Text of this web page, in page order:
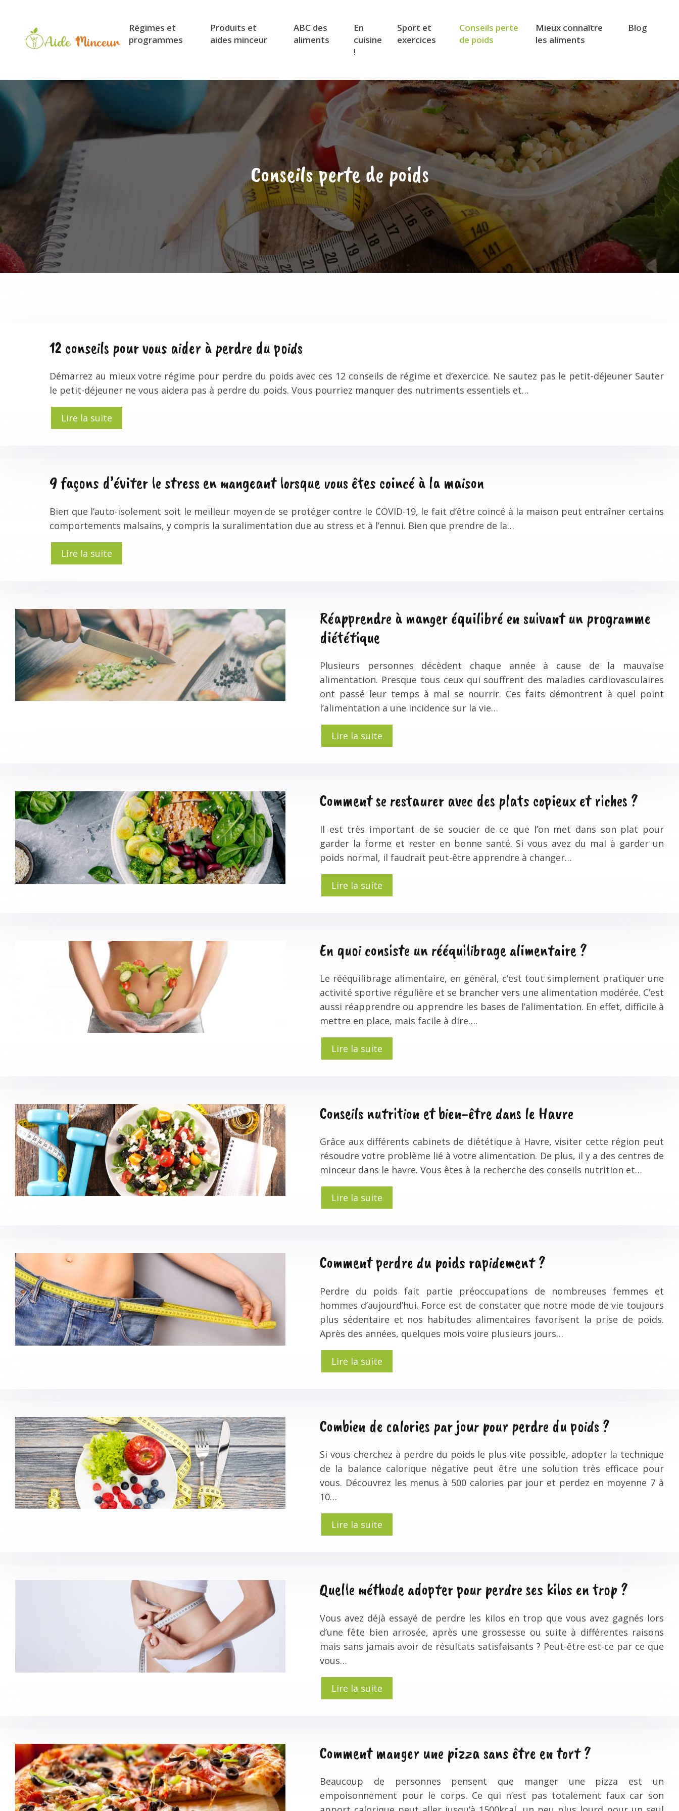
Régimes et
programmes
Produits et
aides minceur
ABC des
aliments
En
cuisine
!
Sport et
exercices
Conseils perte
de poids
Mieux connaître
les aliments
Blog
Conseils perte de poids
12 conseils pour vous aider à perdre du poids
Démarrez au mieux votre régime pour perdre du poids avec ces 12 conseils de régime et d’exercice. Ne sautez pas le petit-déjeuner Sauter
le petit-déjeuner ne vous aidera pas à perdre du poids. Vous pourriez manquer des nutriments essentiels et…
Lire la suite
9 façons d’éviter le stress en mangeant lorsque vous êtes coincé à la maison
Bien que l’auto-isolement soit le meilleur moyen de se protéger contre le COVID-19, le fait d’être coincé à la maison peut entraîner certains
comportements malsains, y compris la suralimentation due au stress et à l’ennui. Bien que prendre de la…
Lire la suite
Réapprendre à manger équilibré en suivant un programme
diététique
Plusieurs personnes décèdent chaque année à cause de la mauvaise
alimentation. Presque tous ceux qui souffrent des maladies cardiovasculaires
ont passé leur temps à mal se nourrir. Ces faits démontrent à quel point
l’alimentation a une incidence sur la vie…
Lire la suite
Comment se restaurer avec des plats copieux et riches ?
Il est très important de se soucier de ce que l’on met dans son plat pour
garder la forme et rester en bonne santé. Si vous avez du mal à garder un
poids normal, il faudrait peut-être apprendre à changer…
Lire la suite
En quoi consiste un rééquilibrage alimentaire ?
Le rééquilibrage alimentaire, en général, c’est tout simplement pratiquer une
activité sportive régulière et se brancher vers une alimentation modérée. C’est
aussi réapprendre ou apprendre les bases de l’alimentation. En effet, difficile à
mettre en place, mais facile à dire….
Lire la suite
Conseils nutrition et bien-être dans le Havre
Grâce aux différents cabinets de diététique à Havre, visiter cette région peut
résoudre votre problème lié à votre alimentation. De plus, il y a des centres de
minceur dans le havre. Vous êtes à la recherche des conseils nutrition et…
Lire la suite
Comment perdre du poids rapidement ?
Perdre du poids fait partie préoccupations de nombreuses femmes et
hommes d’aujourd’hui. Force est de constater que notre mode de vie toujours
plus sédentaire et nos habitudes alimentaires favorisent la prise de poids.
Après des années, quelques mois voire plusieurs jours…
Lire la suite
Combien de calories par jour pour perdre du poids ?
Si vous cherchez à perdre du poids le plus vite possible, adopter la technique
de la balance calorique négative peut être une solution très efficace pour
vous. Découvrez les menus à 500 calories par jour et perdez en moyenne 7 à
10…
Lire la suite
Quelle méthode adopter pour perdre ses kilos en trop ?
Vous avez déjà essayé de perdre les kilos en trop que vous avez gagnés lors
d’une fête bien arrosée, après une grossesse ou suite à différentes raisons
mais sans jamais avoir de résultats satisfaisants ? Peut-être est-ce par ce que
vous…
Lire la suite
Comment manger une pizza sans être en tort ?
Beaucoup de personnes pensent que manger une pizza est un
empoisonnement pour le corps. Ce qui n’est pas totalement faux car son